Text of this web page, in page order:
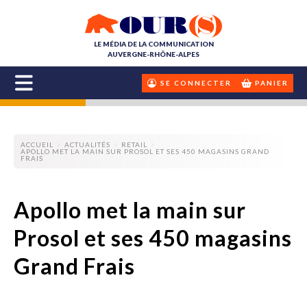
LE MÉDIA DE LA COMMUNICATION
AUVERGNE-RHÔNE-ALPES
SE CONNECTER PANIER
ACCUEIL ACTUALITÉS
RETAIL
APOLLO MET LA MAIN SUR PROSOL ET SES 450 MAGASINS GRAND
FRAIS
Apollo met la main sur
Prosol et ses 450 magasins
Grand Frais